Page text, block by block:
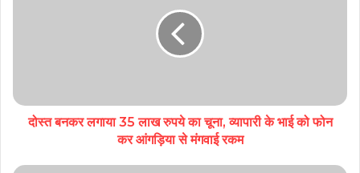
दोस्त बनकर लगाया 35 लाख रुपये का चूना, व्यापारी के भाई को फोन
कर आंगड़िया से मंगवाई रकम